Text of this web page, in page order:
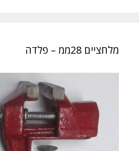
מלחציים 28ממ – פלדה